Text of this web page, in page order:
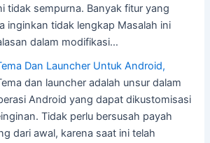
tidak sempurna. Banyak fitur yang
inginkan tidak lengkap Masalah ini
dalam modifikasi…
Dan Launcher Untuk Android,
dan launcher adalah unsur dalam
Android yang dapat dikustomisasi
Tidak perlu bersusah payah
dari awal, karena saat ini telah